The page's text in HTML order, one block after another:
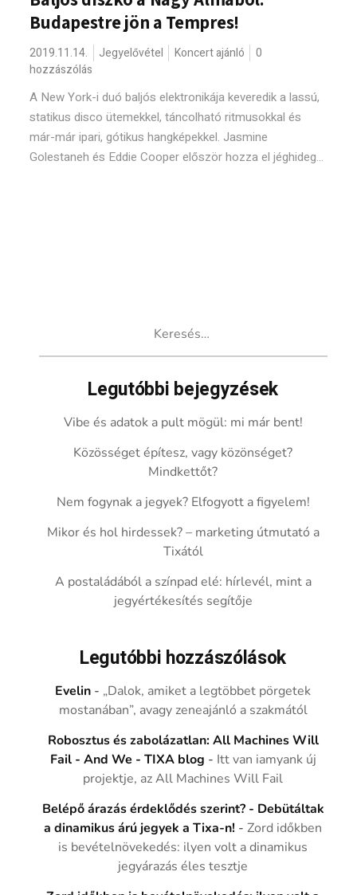
Budapestre jön a Tempres!
2019.11.14. Jegyelővétel Koncert ajánló
0
hozzászólás
A New York-i duó baljós elektronikája keveredik a lassú,
statikus disco ütemekkel, táncolható ritmusokkal és
már-már ipari, gótikus hangképekkel. Jasmine
Golestaneh és Eddie Cooper először hozza el jéghideg...
Legutóbbi bejegyzések
Vibe és adatok a pult mögül: mi már bent!
Közösséget építesz, vagy közönséget?
Mindkettőt?
Nem fogynak a jegyek? Elfogyott a figyelem!
Mikor és hol hirdessek? – marketing útmutató a
Tixától
A postaládából a színpad elé: hírlevél, mint a
jegyértékesítés segítője
Legutóbbi hozzászólások
Evelin - „Dalok, amiket a legtöbbet pörgetek
mostanában”, avagy zeneajánló a szakmától
Robosztus és zabolázatlan: All Machines Will
Fail - And We - TIXA blog - Itt van iamyank új
projektje, az All Machines Will Fail
Belépő árazás érdeklődés szerint? - Debütáltak
a dinamikus árú jegyek a Tixa-n! -Zord időkben
is bevételnövekedés: ilyen volt a dinamikus
jegyárazás éles tesztje